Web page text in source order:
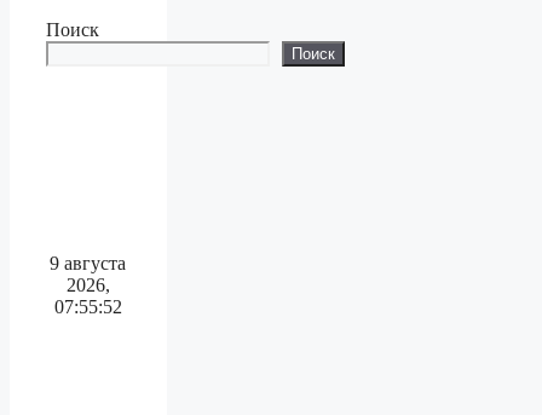
Поиск
Поиск
9 августа
2026,
07:55:52